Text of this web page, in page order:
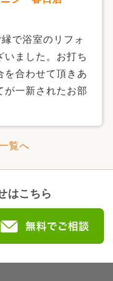
で浴室のリフォ
いました。お打ち
を合わせて頂きあ
が一新されたお部
覧へ
はこちら